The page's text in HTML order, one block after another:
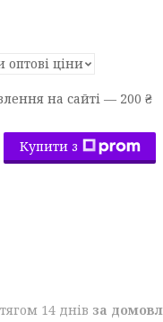
оптові ціни
на сайті — 200 ₴
Купити з
14 днів за